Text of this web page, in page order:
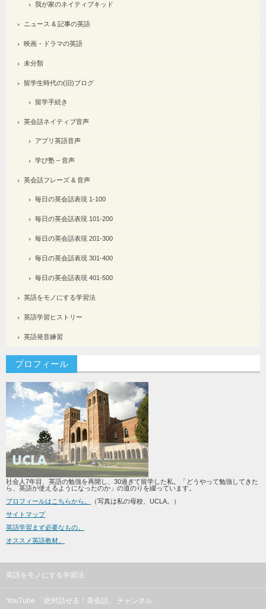
我が家のネイティブキッド
ニュース & 記事の英語
映画・ドラマの英語
未分類
留学生時代の(旧)ブログ
留学手続き
英会話ネイティブ音声
アプリ英語音声
学び塾 – 音声
英会話フレーズ & 音声
毎日の英会話表現 1-100
毎日の英会話表現 101-200
毎日の英会話表現 201-300
毎日の英会話表現 301-400
毎日の英会話表現 401-500
英語をモノにする学習法
英語学習ヒストリー
英語発音練習
プロフィール
社会人7年目、英語の勉強を再開し、30過ぎて留学した私。「どうやって勉強してきた
ら、英語が使えるようになったのか」の道のりを綴っています。
プロフィールはこちらから。
（写真は私の母校、UCLA。）
サイトマップ
英語学習まず必要なもの。
オススメ英語教材。
英語をモノにする学習法
YouTube 「絶対話せる！英会話」 チャンネル